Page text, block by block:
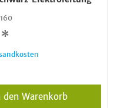
den Warenkorb